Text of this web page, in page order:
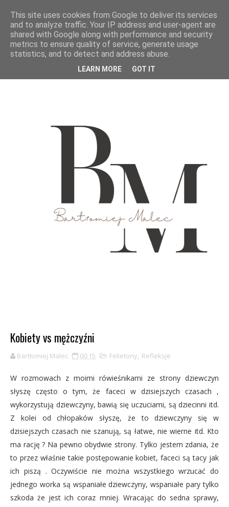
Kobiety vs mężczyźni
Bartłomiej Malec 00:15 Felietony, Refleksje
W rozmowach z moimi rówieśnikami ze strony dziewczyn
słyszę często o tym, że faceci w dzisiejszych czasach ,
wykorzystują dziewczyny, bawią się uczuciami, są dziecinni itd.
Z kolei od chłopaków słyszę, że to dziewczyny się w
dzisiejszych czasach nie szanują, są łatwe, nie wierne itd. Kto
ma rację ? Na pewno obydwie strony. Tylko jestem zdania, że
to przez właśnie takie postępowanie kobiet, faceci są tacy jak
ich piszą . Oczywiście nie można wszystkiego wrzucać do
jednego worka są wspaniałe dziewczyny, wspaniałe pary tylko
szkoda że jest ich coraz mniej. Wracając do sedna sprawy,
This site uses cookies from Google to deliver its services
and to analyze traffic. Your IP address and user-agent are
shared with Google along with performance and security
metrics to ensure quality of service, generate usage
statistics, and to detect and address abuse.
LEARN MORE GOT IT